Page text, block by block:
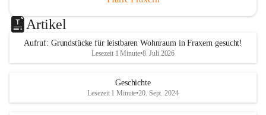
Artikel
Aufruf: Grundstücke für leistbaren Wohnraum in Fraxern gesucht!
Lesezeit 1 Minute•8. Juli 2026
Geschichte
Lesezeit 1 Minute•20. Sept. 2024